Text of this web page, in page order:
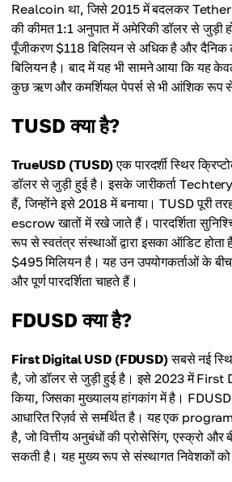
Realcoin था, जिसे 2015 में बदलकर Tether
की कीमत 1:1 अनुपात में अमेरिकी डॉलर से जुड़ी
पूँजीकरण $118 बिलियन से अधिक है और दैनिक
बिलियन है। बाद में यह भी सामने आया कि यह
कुछ ऋण और कमर्शियल पेपर्स से भी आंशिक रूप से
TUSD क्या है?
TrueUSD (TUSD)एक पारदर्शी स्थिर
डॉलर से जुड़ी हुई है। इसके जारीकर्ता
हैं, जिन्होंने इसे 2018 में बनाया। TUSD पूरी तरह
escrow खातों में रखे जाते हैं। पारदर्शिता
रूप से स्वतंत्र संस्थाओं द्वारा इसका ऑडिट होता
$495 मिलियन है। यह उन उपयोगकर्ताओं के बीच
और पूर्ण पारदर्शिता चाहते हैं।
FDUSD क्या है?
First Digital USD (FDUSD)सबसे नई
है, जो डॉलर से जुड़ी हुई है। इसे 2023 में First
किया, जिसका मुख्यालय हांगकांग में है।
आधारित रिज़र्व से समर्थित है। यह एक
है, जो वित्तीय अनुबंधों की प्रोसेसिंग, एस्क्रो और
सकती है। यह मुख्य रूप से संस्थागत निवेशकों को